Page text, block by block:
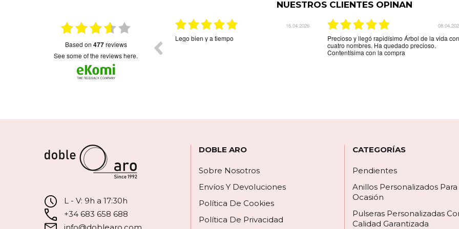
NUESTROS CLIENTES OPINAN
based on 477reviews
see some of the reviews here.
03.12.2025
Envio rápido como indicaba la web.Son unos
La mejor tienda online que hay para comprar
una joya personalizada muy rápido y muy eficaz
y muy amable la recomiendo
L - V: 9h a 17:30h
+34 683 658 688
DOBLE ARO
Sobre Nosotros
Envíos Y Devoluciones
Política De Cookies
Política De Privacidad
CATEGORÍAS
Pendientes
Anillos Personalizados Para
Ocasión
Pulseras Personalizadas
Calidad Garantizada